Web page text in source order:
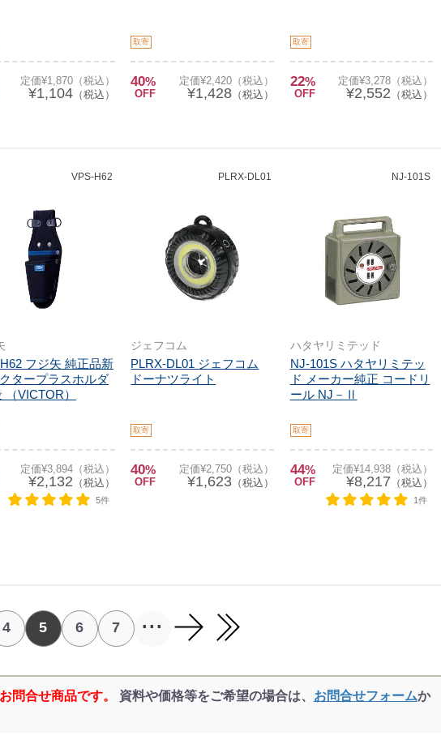
定価¥1,870（税込）
¥1,104（税込）
取寄
40%
OFF
定価¥2,420（税込）
¥1,428（税込）
取寄
22%
OFF
定価¥3,278（税込）
¥2,552 （税込）
VPS-H62
フジ矢 純正品新
タープラスホルダ
（VICTOR）
定価¥3,894（税込）
¥2,132 （税込）
5件
PLRX-DL01
ジェフコム
PLRX-DL01 ジェフコム
ドーナツライト
取寄
40%
OFF
定価¥2,750（税込）
¥1,623（税込）
NJ-101S
ハタヤリミテッド
NJ-101S ハタヤリミテッ
ド メーカー純正 コードリ
ール NJ－Ⅱ
取寄
44%
OFF
定価¥14,938（税込）
¥8,217 （税込）
1件
4 5 6 7 ...
問合せ商品です。 資料や価格等をご希望の場合は、 お問合せフォームか